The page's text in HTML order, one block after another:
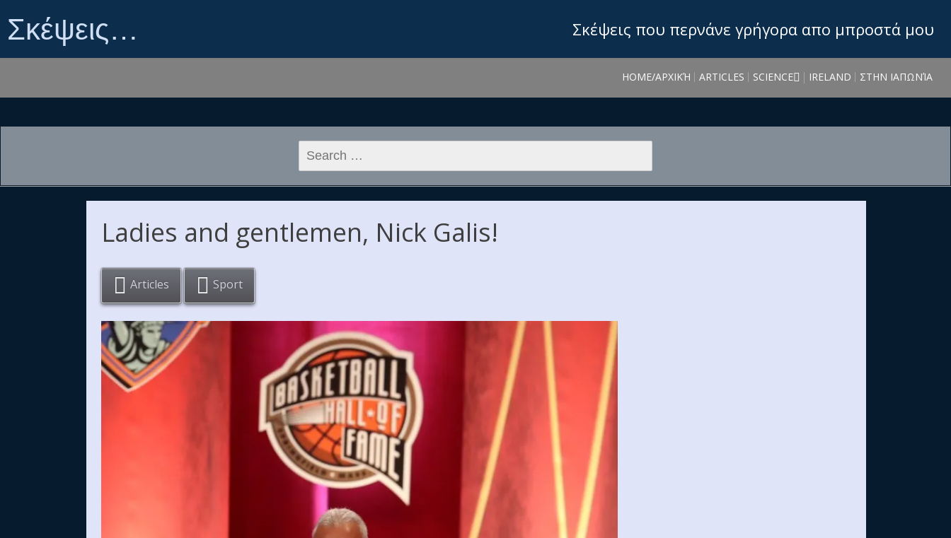
Σκέψεις… Σκέψεις που περνάνε γρήγορα απο μπροστά μου
HOME/ΑΡΧΙΚΉ ARTICLES SCIENCE
BIOGRAPHIES
IRELAND ΣΤΗΝ ΙΑΠΩΝΊΑ
for:
Ladies and gentlemen, Nick Galis!
Articles Sport